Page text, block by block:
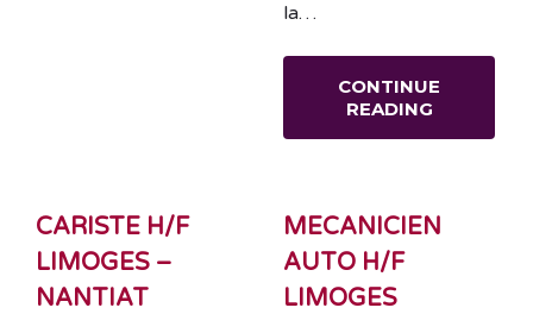
la…
CONTINUE
READING
CARISTE H/F
LIMOGES –
NANTIAT
MECANICIEN
AUTO H/F
LIMOGES